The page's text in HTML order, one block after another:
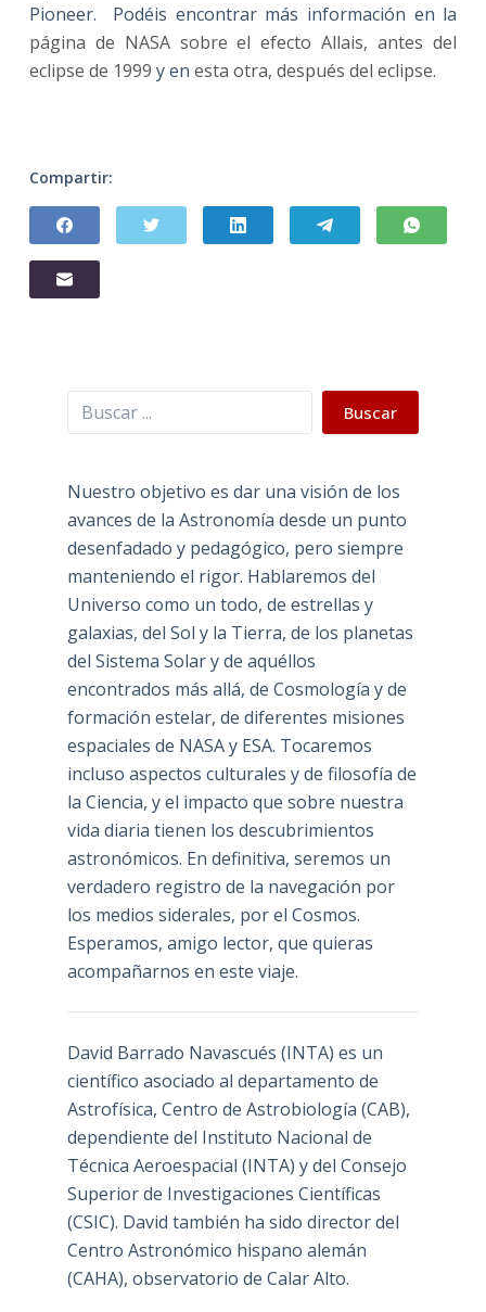
Pioneer. Podéis encontrar más información en la
página de NASA sobre el efecto Allais, antes del
eclipse de 1999 y en esta otra, después del eclipse.
Compartir:
Buscar Buscar
Nuestro objetivo es dar una visión de los
avances de la Astronomía desde un punto
desenfadado y pedagógico, pero siempre
manteniendo el rigor. Hablaremos del
Universo como un todo, de estrellas y
galaxias, del Sol y la Tierra, de los planetas
del Sistema Solar y de aquéllos
encontrados más allá, de Cosmología y de
formación estelar, de diferentes misiones
espaciales de NASA y ESA. Tocaremos
incluso aspectos culturales y de filosofía de
la Ciencia, y el impacto que sobre nuestra
vida diaria tienen los descubrimientos
astronómicos. En definitiva, seremos un
verdadero registro de la navegación por
los medios siderales, por el Cosmos.
Esperamos, amigo lector, que quieras
acompañarnos en este viaje.
David Barrado Navascués (INTA) es un
científico asociado al departamento de
Astrofísica, Centro de Astrobiología (CAB),
dependiente del Instituto Nacional de
Técnica Aeroespacial (INTA) y del Consejo
Superior de Investigaciones Científicas
(CSIC). David también ha sido director del
Centro Astronómico hispano alemán
(CAHA), observatorio de Calar Alto.